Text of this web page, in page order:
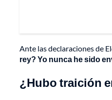
Ante las declaraciones de
rey? Yo nunca he sido
¿Hubo traición